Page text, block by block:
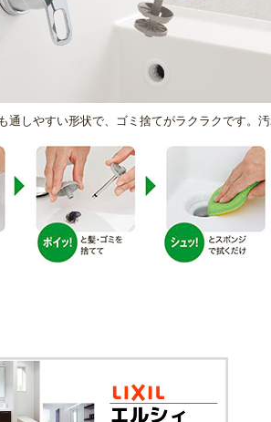
しやすい形状で、ゴミ捨てがラクラクです。